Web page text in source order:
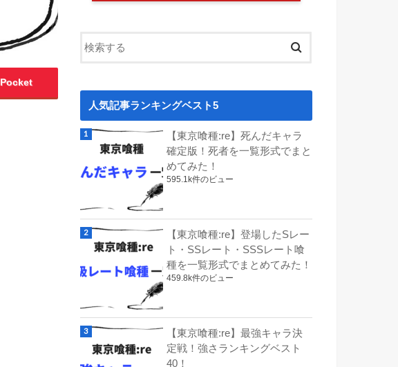
Pocket
人気記事ランキングベスト5
【東京喰種:re】死んだキャラ
確定版！死者を一覧形式でまと
めてみた！
595.1k件のビュー
【東京喰種:re】登場したSレー
ト・SSレート・SSSレート喰
種を一覧形式でまとめてみた！
459.8k件のビュー
【東京喰種:re】最強キャラ決
定戦！強さランキングベスト
40！